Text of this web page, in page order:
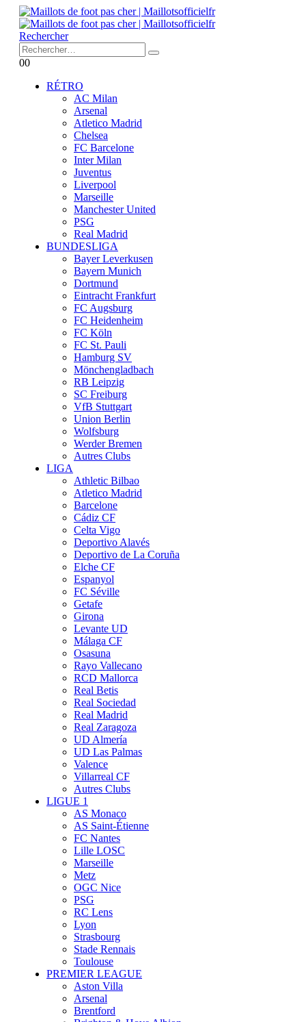
Rechercher
00
RÉTRO
AC Milan
Arsenal
Atletico Madrid
Chelsea
FC Barcelone
Inter Milan
Juventus
Liverpool
Marseille
Manchester United
PSG
Real Madrid
BUNDESLIGA
Bayer Leverkusen
Bayern Munich
Dortmund
Eintracht Frankfurt
FC Augsburg
FC Heidenheim
FC Köln
FC St. Pauli
Hamburg SV
Mönchengladbach
RB Leipzig
SC Freiburg
VfB Stuttgart
Union Berlin
Wolfsburg
Werder Bremen
Autres Clubs
LIGA
Athletic Bilbao
Atletico Madrid
Barcelone
Cádiz CF
Celta Vigo
Deportivo Alavés
Deportivo de La Coruña
Elche CF
Espanyol
FC Séville
Getafe
Girona
Levante UD
Málaga CF
Osasuna
Rayo Vallecano
RCD Mallorca
Real Betis
Real Sociedad
Real Madrid
Real Zaragoza
UD Almería
UD Las Palmas
Valence
Villarreal CF
Autres Clubs
LIGUE 1
AS Monaco
AS Saint-Étienne
FC Nantes
Lille LOSC
Marseille
Metz
OGC Nice
PSG
RC Lens
Lyon
Strasbourg
Stade Rennais
Toulouse
PREMIER LEAGUE
Aston Villa
Arsenal
Brentford